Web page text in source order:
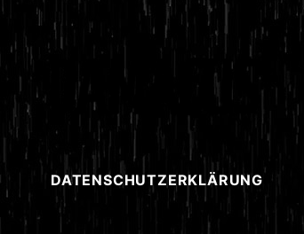
DATENSCHUTZERKLÄRUNG